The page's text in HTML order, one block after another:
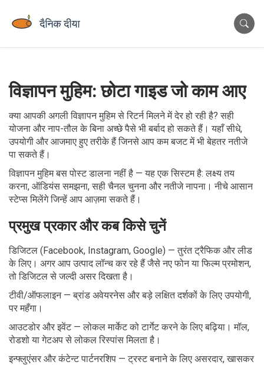
विज्ञापन मुहिम: छोटा गाइड जो काम आए
क्या आपकी अगली विज्ञापन मुहिम से रिटर्न मिलने में देर हो रही है? सही
योजना और नाप-तौल के बिना अच्छे पैसे भी बर्बाद हो सकते हैं। यहाँ सीधे,
उपयोगी और आजमाए हुए तरीके हैं जिनसे आप कम बजट में भी बेहतर नतीजे
पा सकते हैं।
विज्ञापन मुहिम बस पोस्ट डालना नहीं है — यह एक सिस्टम है: लक्ष्य तय
करना, ऑडियंस समझना, सही चैनल चुनना और नतीजे नापना। नीचे आसान
स्टेप्स मिलेंगे जिन्हें आप आज़मा सकते हैं।
प्रमुख प्रकार और कब किसे चुनें
डिजिटल (Facebook, Instagram, Google) — तुरंत ट्रैफिक और लीड
के लिए। अगर आप उत्पाद लॉन्च कर रहे हैं जैसे नए फोन या फिल्म प्रमोशन,
तो डिजिटल से जल्दी असर दिखता है।
टीवी/ऑफलाइन — ब्रांड अवेयरनेस और बड़े लक्षित दर्शकों के लिए उपयोगी,
पर महँगा।
आउटडोर और इवेंट — लोकल मार्केट को टार्गेट करने के लिए बढ़िया। मॉल,
रोडशो या गेटअप से लोकल रिस्पांस मिलता है।
इन्फ्लुएंसर और कंटेन्ट पार्टनरशिप — ट्रस्ट बनाने के लिए असरदार, खासकर